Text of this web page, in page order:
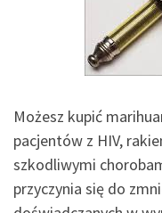
Możesz kupić
pacjentów z HIV,
szkodliwymi
przyczynia się do